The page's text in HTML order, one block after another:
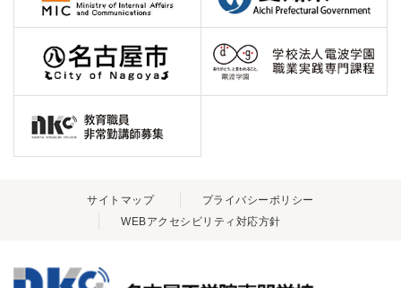
サイトマップ
プライバシーポリシー
WEBアクセシビリティ対応方針